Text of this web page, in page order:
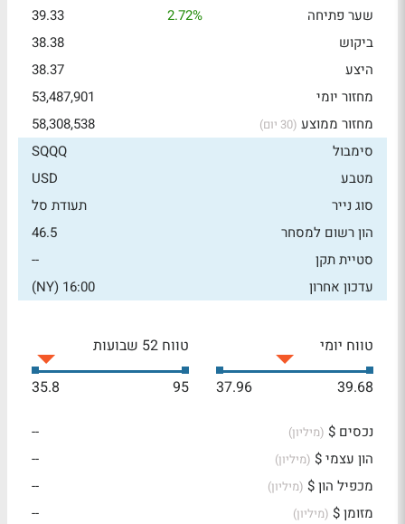
שער פתיחה
2.72%
39.33
ביקוש
38.38
היצע
38.37
מחזור יומי
53,487,901
מחזור ממוצע (30 יום)
58,308,538
סימבול
SQQQ
מטבע
USD
סוג נייר
תעודת סל
הון רשום למסחר
46.5
סטיית תקן
--
עדכון אחרון
16:00 (NY)
טווח יומי
39.68
37.96
טווח 52 שבועות
95
35.8
נכסים $ (מיליון)
--
הון עצמי $ (מיליון)
--
מכפיל הון $ (מיליון)
--
מזומן $ (מיליון)
--